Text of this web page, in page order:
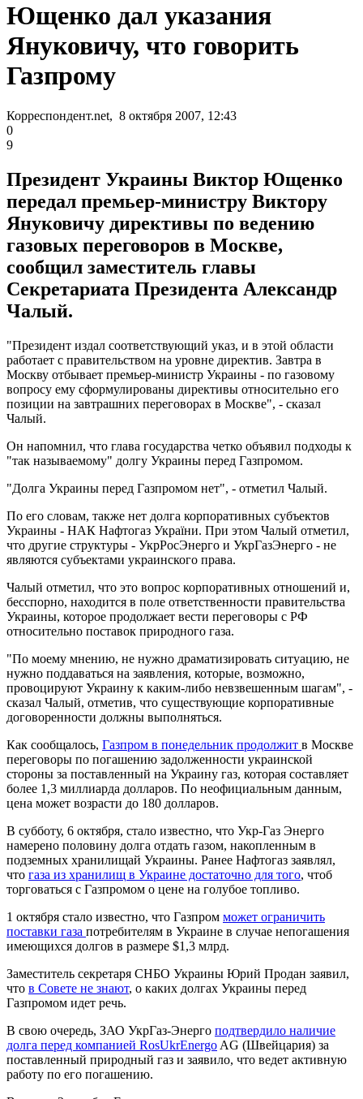
Ющенко дал указания
Януковичу, что говорить
Газпрому
Корреспондент.net, 8 октября 2007, 12:43
0
9
Президент Украины Виктор Ющенко
передал премьер-министру Виктору
Януковичу директивы по ведению
газовых переговоров в Москве,
сообщил заместитель главы
Секретариата Президента Александр
Чалый.
"Президент издал соответствующий указ, и в этой области
работает с правительством на уровне директив. Завтра в
Москву отбывает премьер-министр Украины - по газовому
вопросу ему сформулированы директивы относительно его
позиции на завтрашних переговорах в Москве", - сказал
Чалый.
Он напомнил, что глава государства четко объявил подходы к
"так называемому" долгу Украины перед Газпромом.
"Долга Украины перед Газпромом нет", - отметил Чалый.
По его словам, также нет долга корпоративных субъектов
Украины - НАК Нафтогаз України. При этом Чалый отметил,
что другие структуры - УкрРосЭнерго и УкрГазЭнерго - не
являются субъектами украинского права.
Чалый отметил, что это вопрос корпоративных отношений и,
бесспорно, находится в поле ответственности правительства
Украины, которое продолжает вести переговоры с РФ
относительно поставок природного газа.
"По моему мнению, не нужно драматизировать ситуацию, не
нужно поддаваться на заявления, которые, возможно,
провоцируют Украину к каким-либо невзвешенным шагам", -
сказал Чалый, отметив, что существующие корпоративные
договоренности должны выполняться.
Как сообщалось, Газпром в понедельник продолжит в Москве
переговоры по погашению задолженности украинской
стороны за поставленный на Украину газ, которая составляет
более 1,3 миллиарда долларов. По неофициальным данным,
цена может возрасти до 180 долларов.
В субботу, 6 октября, стало известно, что Укр-Газ Энерго
намерено половину долга отдать газом, накопленным в
подземных хранилищай Украины. Ранее Нафтогаз заявлял,
что газа из хранилищ в Украине достаточно для того, чтоб
торговаться с Газпромом о цене на голубое топливо.
1 октября стало известно, что Газпром может ограничить
поставки газа потребителям в Украине в случае непогашения
имеющихся долгов в размере $1,3 млрд.
Заместитель секретаря СНБО Украины Юрий Продан заявил,
что в Совете не знают, о каких долгах Украины перед
Газпромом идет речь.
В свою очередь, ЗАО УкрГаз-Энерго подтвердило наличие
долга перед компанией RosUkrEnergo AG (Швейцария) за
поставленный природный газ и заявило, что ведет активную
работу по его погашению.